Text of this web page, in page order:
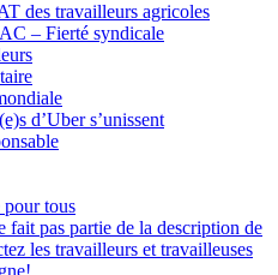
des travailleurs agricoles
– Fierté syndicale
d’Uber s’unissent
pour tous
fait pas partie de la description de
les travailleurs et travailleuses